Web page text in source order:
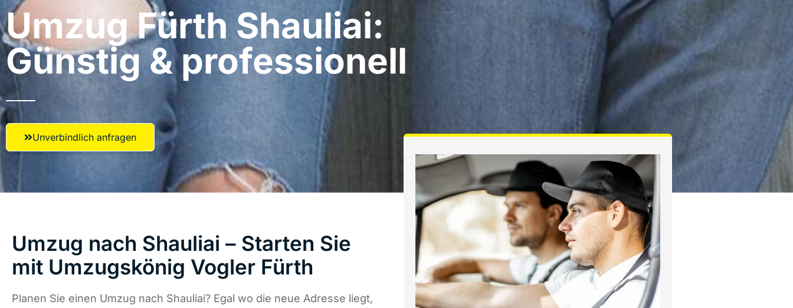
Umzug Fürth​ Shauliai:
Günstig & professionell​
Unverbindlich anfragen
Umzug nach Shauliai – Starten Sie
mit Umzugskönig Vogler Fürth
Planen Sie einen Umzug nach Shauliai? Egal wo die neue Adresse liegt,